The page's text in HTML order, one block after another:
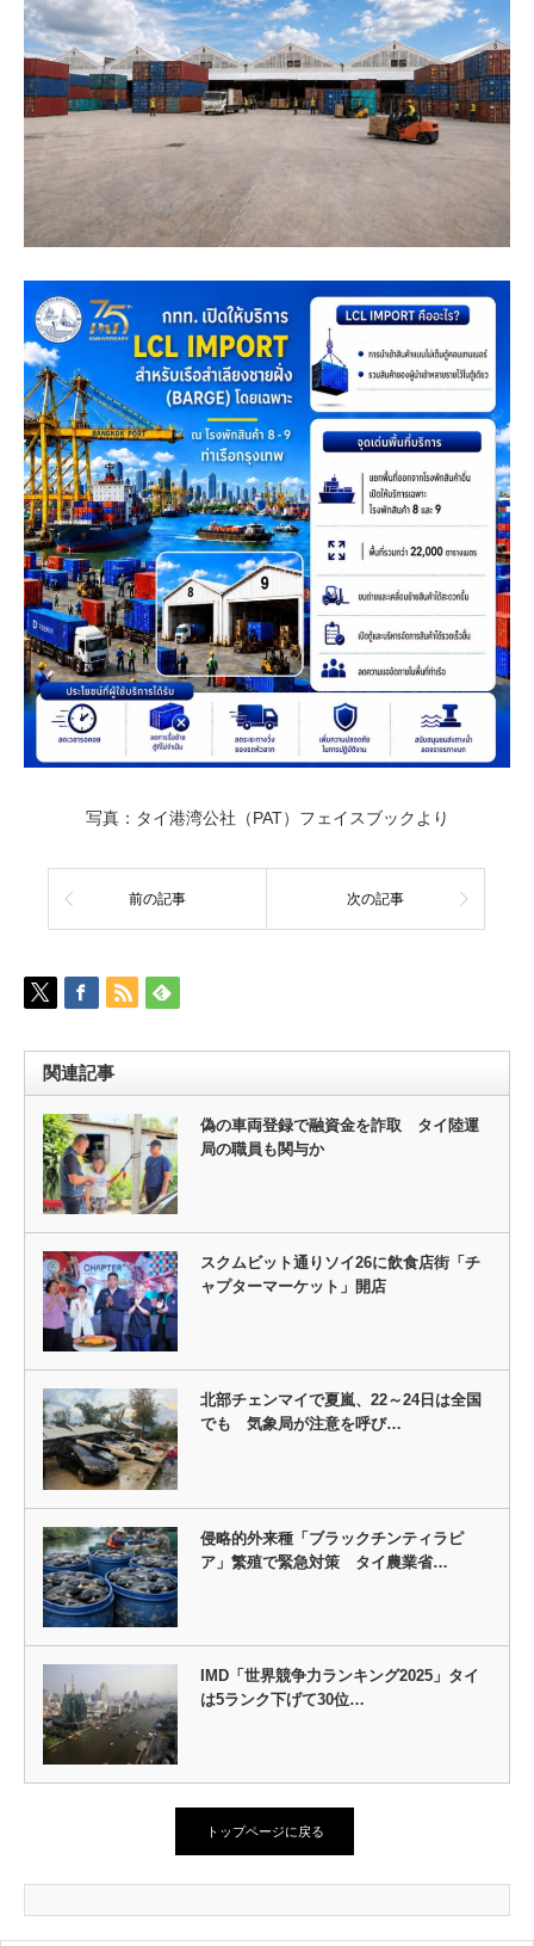
写真：タイ港湾公社（PAT）フェイスブックより
前の記事 次の記事
関連記事
偽の車両登録で融資金を詐取 タイ陸運
局の職員も関与か
スクムビット通りソイ26に飲食店街「チ
ャプターマーケット」開店
北部チェンマイで夏嵐、22～24日は全国
でも 気象局が注意を呼び…
侵略的外来種「ブラックチンティラピ
ア」繁殖で緊急対策 タイ農業省…
IMD「世界競争力ランキング2025」タイ
は5ランク下げて30位…
トップページに戻る